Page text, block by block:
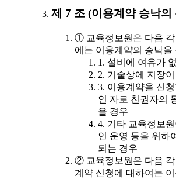
제 7 조 (이용계약 승낙의
① 교육정보원은 다음
에는 이용계약의 승낙을
1. 설비에 여유가
2. 기술상에 지장
3. 이용계약을 신
인 자로 친권자의
을 경우
4. 기타 교육정보
인 운영 등을 위하
되는 경우
② 교육정보원은 다음
계약 신청에 대하여는